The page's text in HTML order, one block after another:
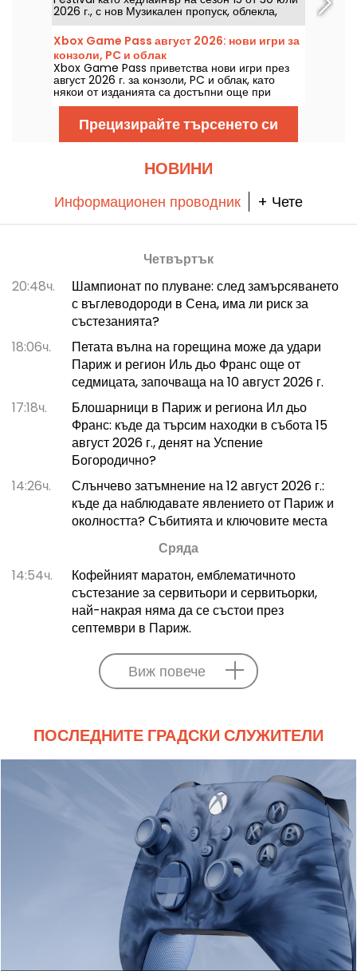
2026 г., с нов Музикален пропуск, облекла,
аксесоари и няколко изпълними парчета. Тази
колаборация позволява да откриете Ransom,
Dark Thoughts, Love Me и 500lbs в
музикалния режим на Epic Games.
Xbox Game Pass август 2026: нови игри за
конзоли, PC и облак
Xbox Game Pass приветства нови игри през
август 2026 г. за конзоли, PC и облак, като
някои от изданията са достъпни още при
пускането им. Ето основните попълнения,
обявени от Microsoft за абонатите на
услугата.Прецизирайте търсенето си
НОВИНИ
Информационен проводник + Чете
Четвъртък
20:48ч.
Шампионат по плуване: след замърсяването
с въглеводороди в Сена, има ли риск за
състезанията?
18:06ч.
Петата вълна на горещина може да удари
Париж и регион Иль дьо Франс още от
седмицата, започваща на 10 август 2026 г.
17:18ч.
Блошарници в Париж и региона Ил дьо
Франс: къде да търсим находки в събота 15
август 2026 г., денят на Успение
Богородично?
14:26ч.
Слънчево затъмнение на 12 август 2026 г.:
къде да наблюдавате явлението от Париж и
околността? Събитията и ключовите места
Сряда
14:54ч.
Кофейният маратон, емблематичното
състезание за сервитьори и сервитьорки,
най-накрая няма да се състои през
септември в Париж.
Виж повече
ПОСЛЕДНИТЕ ГРАДСКИ СЛУЖИТЕЛИ